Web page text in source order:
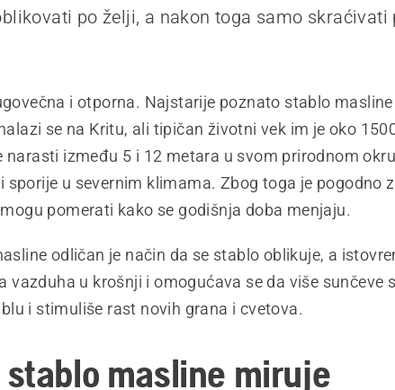
po želji, a nakon toga samo skraćivati
i otporna. Najstarije poznato stablo
se na Kritu, ali tipičan životni vek im je oko
narasti između 5 i 12 metara u svom prirodnom
sporije u severnim klimama. Zbog toga je pogodno
pomerati kako se godišnja doba menjaju.
odličan je način da se stablo oblikuje, a
vazduha u krošnji i omogućava se da više sunčeve
i stimuliše rast novih grana i cvetova.
masline miruje